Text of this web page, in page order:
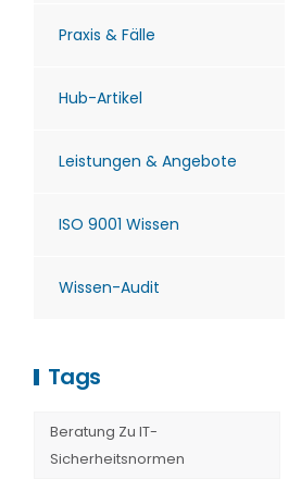
Praxis & Fälle
Hub-Artikel
Leistungen & Angebote
ISO 9001 Wissen
Wissen-Audit
Tags
Beratung Zu IT-
Sicherheitsnormen